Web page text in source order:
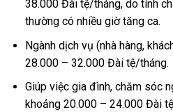
38.000 Đài tệ/tháng, do tính
thường có nhiều giờ tăng ca.
Ngành dịch vụ (nhà hàng,
28.000 – 32.000 Đài tệ/tháng.
Giúp việc gia đình, chăm sóc
khoảng 20.000 – 24.000 Đài